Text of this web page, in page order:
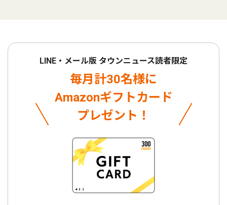
LINE・メール版 タウンニュース読者限定
毎月計30名様に
Amazonギフトカード
プレゼント！